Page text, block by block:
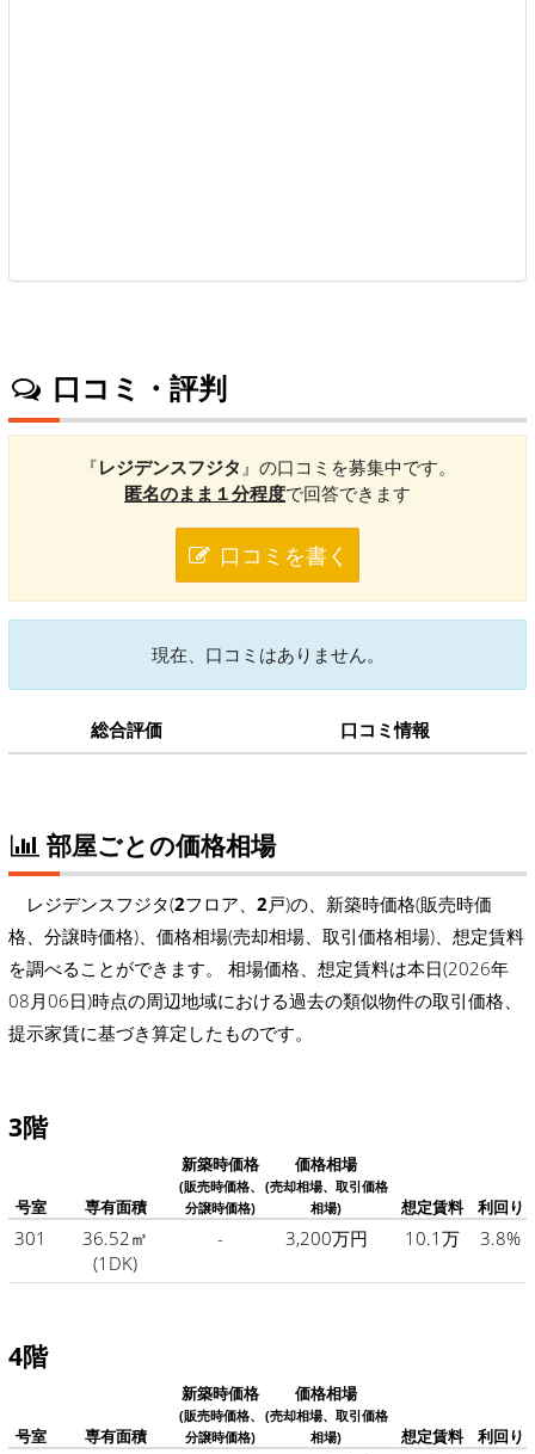
口コミ・評判
『レジデンスフジタ 』の口コミを募集中です。
匿名のまま１分程度で回答できます
口コミを書く
現在、口コミはありません。
総合評価 口コミ情報
部屋ごとの価格相場
レジデンスフジタ(2フロア、 2戸)の、新築時価格(販売時価
格、分譲時価格)、価格相場(売却相場、取引価格相場)、想定賃料
を調べることができます。 相場価格、想定賃料は本日(2026年
08月06日)時点の周辺地域における過去の類似物件の取引価格、
提示家賃に基づき算定したものです。
3階
号室 専有面積
新築時価格
(販売時価格、
分譲時価格)
価格相場
(売却相場、取引価格
相場)
想定賃料 利回り
301
36.52㎡
(1DK)
- 3,200万円 10.1万 3.8%
4階
号室 専有面積
新築時価格
(販売時価格、
分譲時価格)
価格相場
(売却相場、取引価格
相場)
想定賃料 利回り